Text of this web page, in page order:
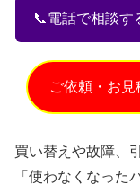
📞電話で相談す
ご依頼・お見
買い替えや故障、
「使わなくなった